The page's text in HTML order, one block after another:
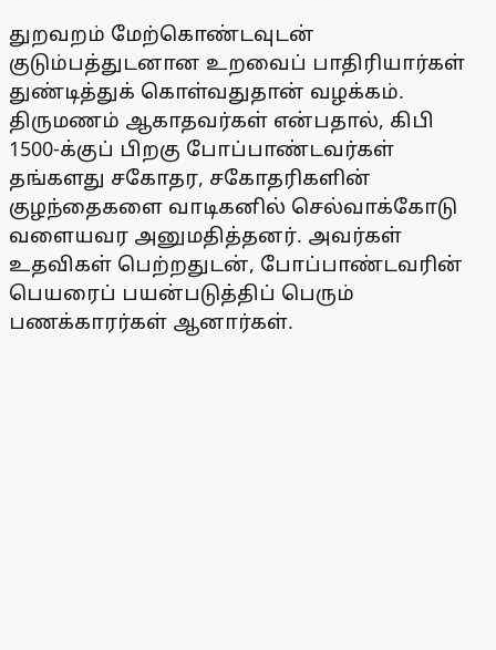
துறவறம் மேற்கொண்டவுடன்
குடும்பத்துடனான உறவைப் பாதிரியார்கள்
துண்டித்துக் கொள்வதுதான் வழக்கம்.
திருமணம் ஆகாதவர்கள் என்பதால், கிபி
1500-க்குப் பிறகு போப்பாண்டவர்கள்
தங்களது சகோதர, சகோதரிகளின்
குழந்தைகளை வாடிகனில் செல்வாக்கோடு
வளையவர அனுமதித்தனர். அவர்கள்
உதவிகள் பெற்றதுடன், போப்பாண்டவரின்
பெயரைப் பயன்படுத்திப் பெரும்
பணக்காரர்கள் ஆனார்கள்.